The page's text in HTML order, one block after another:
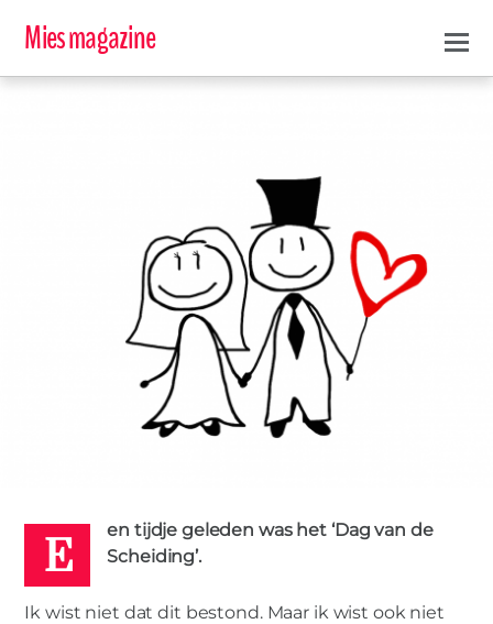
Mies magazine
ALEXA
30 NOVEMBER
2016
E
en tijdje geleden was het ‘Dag van de
Scheiding’.
Ik wist niet dat dit bestond. Maar ik wist ook niet